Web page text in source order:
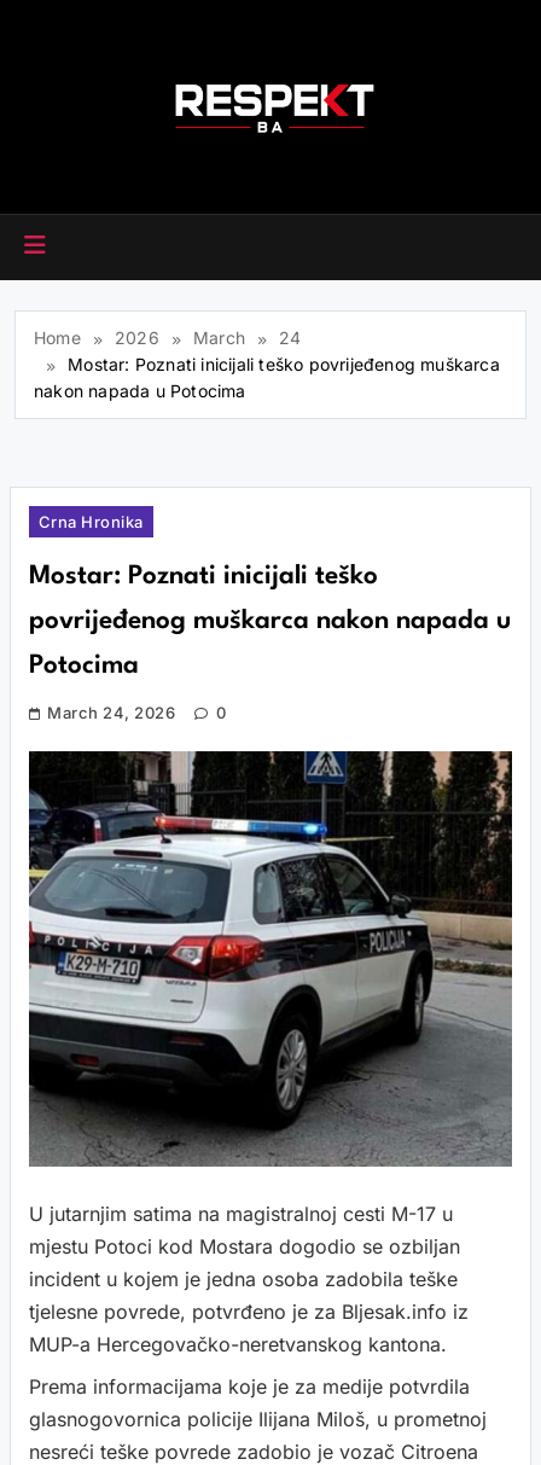
Home 2026 March
24
Mostar: Poznati inicijali teško povrijeđenog muškarca
nakon napada u Potocima
Crna Hronika
Mostar: Poznati inicijali teško
povrijeđenog muškarca nakon napada u
Potocima
March 24, 2026 0
U jutarnjim satima na magistralnoj cesti M-17 u
mjestu Potoci kod Mostara dogodio se ozbiljan
incident u kojem je jedna osoba zadobila teške
tjelesne povrede, potvrđeno je za Bljesak.info iz
MUP-a Hercegovačko-neretvanskog kantona.
Prema informacijama koje je za medije potvrdila
glasnogovornica policije Ilijana Miloš, u prometnoj
nesreći teške povrede zadobio je vozač Citroena